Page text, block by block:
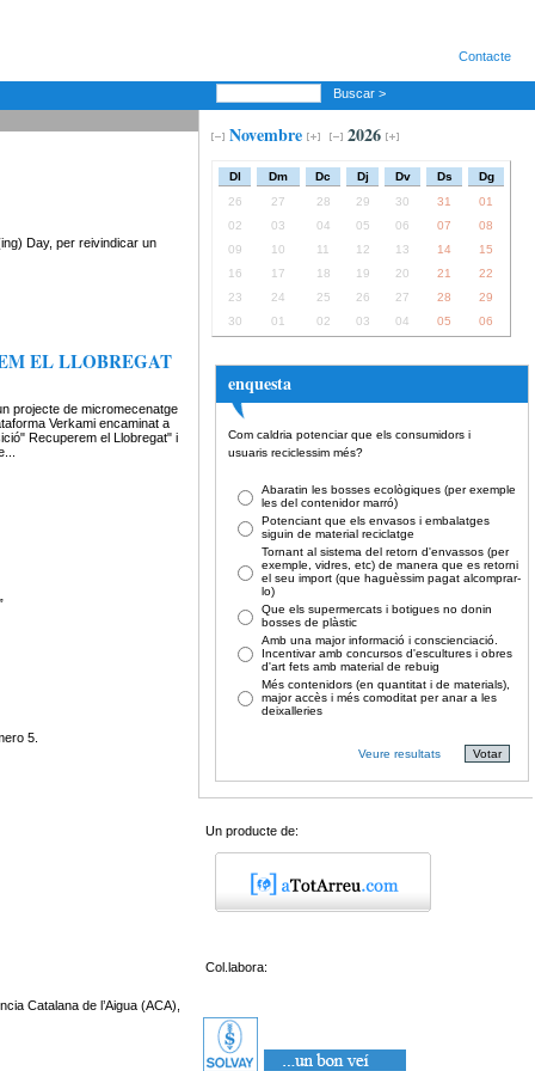
Contacte
Buscar >
Day, per reivindicar un
EL LLOBREGAT
projecte de micromecenatge
Verkami encaminat a
Recuperem el Llobregat" i
5.
Catalana de l’Aigua (ACA),
Novembre 2026
Dl Dm Dc Dj Dv Ds
Dg
26
27 28 29 30 31
01
02
03 04 05 06 07
08
09
10 11 12 13 14
15
16
17 18 19 20 21
22
23
24 25 26 27 28
29
30
01 02 03 04 05 06
enquesta
Com caldria potenciar que els consumidors i
usuaris reciclessim més?
Abaratin les bosses ecològiques (per exemple
les del contenidor marró)
Potenciant que els envasos i embalatges
siguin de material reciclatge
Tornant al sistema del retorn d'envassos (per
exemple, vidres, etc) de manera que es retorni
el seu import (que haguèssim pagat alcomprar-
lo)
Que els supermercats i botigues no donin
bosses de plàstic
Amb una major informació i conscienciació.
Incentivar amb concursos d'escultures i obres
d'art fets amb material de rebuig
Més contenidors (en quantitat i de materials),
major accès i més comoditat per anar a les
deixalleries
Veure resultats
Un producte de:
Col.labora: